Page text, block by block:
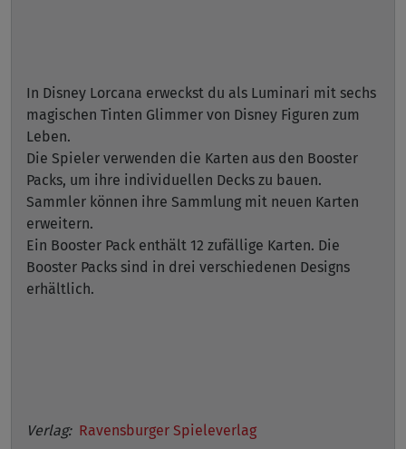
In Disney Lorcana erweckst du als Luminari mit sechs
magischen Tinten Glimmer von Disney Figuren zum
Leben.
Die Spieler verwenden die Karten aus den Booster
Packs, um ihre individuellen Decks zu bauen.
Sammler können ihre Sammlung mit neuen Karten
erweitern.
Ein Booster Pack enthält 12 zufällige Karten. Die
Booster Packs sind in drei verschiedenen Designs
erhältlich.
Verlag: Ravensburger Spieleverlag